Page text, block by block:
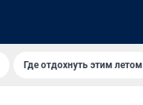
Где отдохнуть этим летом